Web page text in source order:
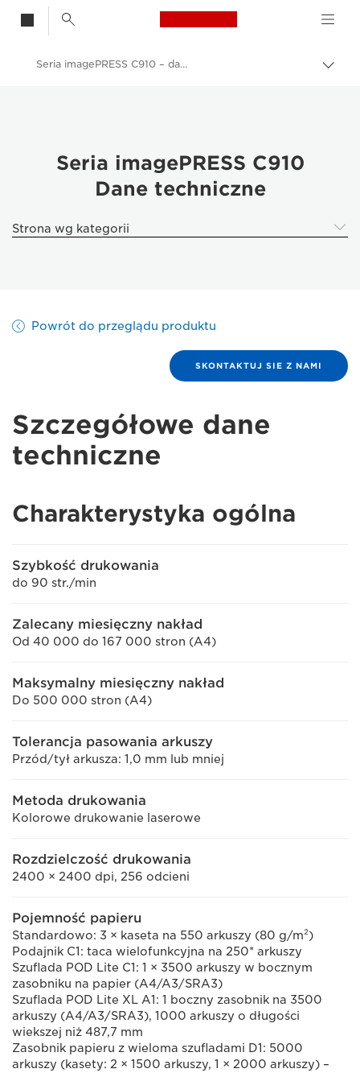
Canon Logo, back
Produkty dla biznesu
Druk produkcyjny
Seria imagePRESS C910 – dane techniczne
Seria imagePRESS C910
Dane techniczne
Strona wg kategorii
Powrót do przeglądu produktu
SKONTAKTUJ SIE Z NAMI
Szczegółowe dane
techniczne
Charakterystyka ogólna
Szybkość drukowania
do 90 str./min
Zalecany miesięczny nakład
Od 40 000 do 167 000 stron (A4)
Maksymalny miesięczny nakład
Do 500 000 stron (A4)
Tolerancja pasowania arkuszy
Przód/tył arkusza: 1,0 mm lub mniej
Metoda drukowania
Kolorowe drukowanie laserowe
Rozdzielczość drukowania
2400 × 2400 dpi, 256 odcieni
Pojemność papieru
Standardowo: 3 × kaseta na 550 arkuszy (80 g/m²)
Podajnik C1: taca wielofunkcyjna na 250* arkuszy
Szuflada POD Lite C1: 1 × 3500 arkuszy w bocznym
zasobniku na papier (A4/A3/SRA3)
Szuflada POD Lite XL A1: 1 boczny zasobnik na 3500
arkuszy (A4/A3/SRA3), 1000 arkuszy o długości
wiekszej niż 487,7 mm
Zasobnik papieru z wieloma szufladami D1: 5000
arkuszy (kasety: 2 × 1500 arkuszy, 1 × 2000 arkuszy) –